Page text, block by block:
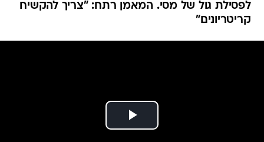
לפסילת גול של מסי. המאמן רתח: "צריך להקשיח
קריטריונים"